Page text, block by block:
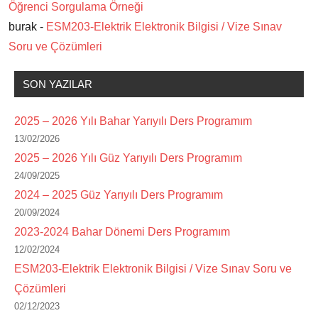
Öğrenci Sorgulama Örneği
burak - ESM203-Elektrik Elektronik Bilgisi / Vize Sınav
Soru ve Çözümleri
SON YAZILAR
2025 – 2026 Yılı Bahar Yarıyılı Ders Programım
13/02/2026
2025 – 2026 Yılı Güz Yarıyılı Ders Programım
24/09/2025
2024 – 2025 Güz Yarıyılı Ders Programım
20/09/2024
2023-2024 Bahar Dönemi Ders Programım
12/02/2024
ESM203-Elektrik Elektronik Bilgisi / Vize Sınav Soru ve
Çözümleri
02/12/2023